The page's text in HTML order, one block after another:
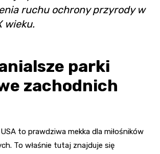
ruchu ochrony przyrody w
wieku.
parki
zachodnich
to prawdziwa mekka dla miłośników
To właśnie tutaj znajduje się